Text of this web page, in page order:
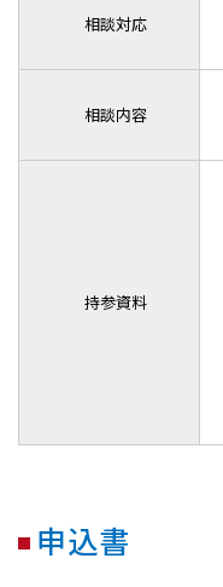
相談対応
相談内容
持参資料
申込書